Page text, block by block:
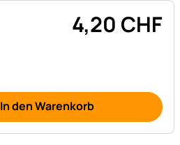
4,20 CHF
In den Warenkorb